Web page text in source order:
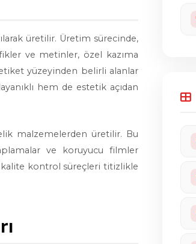
üretilir. Üretim sürecinde,
ve metinler, özel kazıma
etiket yüzeyinden belirli alanlar
hem de estetik açıdan
malzemelerden üretilir. Bu
ve koruyucu filmler
kalite kontrol süreçleri titizlikle